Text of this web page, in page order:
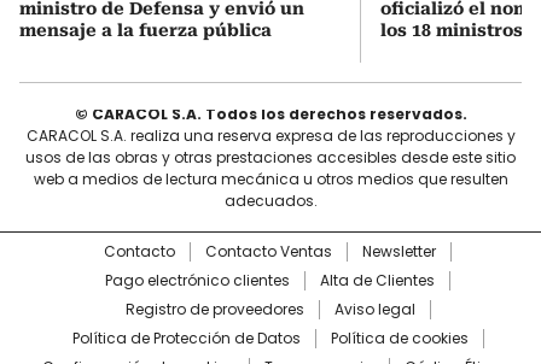
ministro de Defensa y envió un
mensaje a la fuerza pública
oficializó el
los 18 ministros
© CARACOL S.A. Todos los derechos reservados.
CARACOL S.A. realiza una reserva expresa de las reproducciones y
usos de las obras y otras prestaciones accesibles desde este sitio
web a medios de lectura mecánica u otros medios que resulten
adecuados.
Contacto Contacto Ventas
Newsletter
Pago electrónico clientes
Alta de Clientes
Registro de proveedores
Aviso legal
Política de Protección de Datos
Política de cookies